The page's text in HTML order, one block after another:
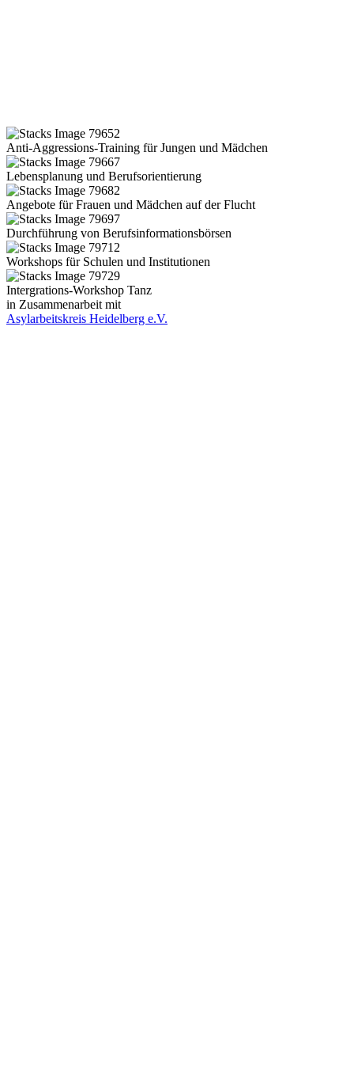
Anti-Aggressions-Training für Jungen und Mädchen
Lebensplanung und Berufsorientierung
Angebote für Frauen und Mädchen auf der Flucht
Durchführung von Berufsinformationsbörsen
Workshops für Schulen und Institutionen
Intergrations-Workshop Tanz
in Zusammenarbeit mit
Asylarbeitskreis Heidelberg e.V.